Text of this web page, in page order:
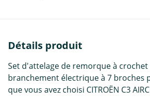
Détails produit
Set d'attelage de remorque à crochet
branchement électrique à 7 broches
que vous avez choisi CITROËN C3